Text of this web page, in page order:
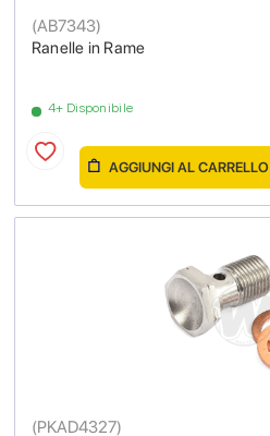
Ranelle in Rame
(AB7343)
4+ Disponibile
AGGIUNGI AL CARRELLO
(PKAD4327)